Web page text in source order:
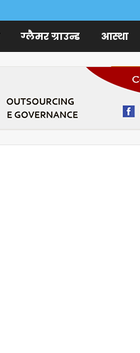
ग्लैमर ग्राउन्ड आस्था